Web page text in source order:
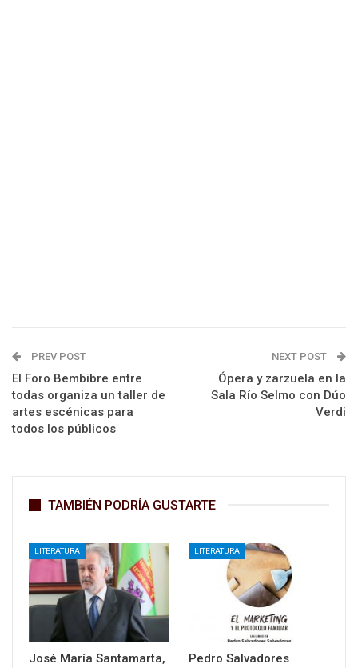
PREV POST
El Foro Bembibre entre
todas organiza un taller de
artes escénicas para
todos los públicos
NEXT POST
Ópera y zarzuela en la
Sala Río Selmo con Dúo
Verdi
TAMBIÉN PODRÍA GUSTARTE
LITERATURA
José María Santamarta,
LITERATURA
Pedro Salvadores